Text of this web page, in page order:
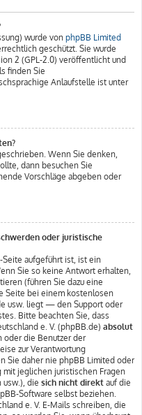
wurde von phpBB Limited
geschützt. Sie wurde
2 (GPL-2.0) veröffentlicht und
finden Sie
Anlaufstelle ist unter
Wenn Sie denken,
dann besuchen Sie
Vorschläge abgeben oder
oder juristische
Seite aufgeführt ist, ist ein
Sie so keine Antwort erhalten,
(führen Sie dazu eine
Seite bei einem kostenlosen
usw. liegt — den Support oder
Bitte beachten Sie, dass
e. V. (phpBB.de) absolut
oder die Benutzer der
zur Verantwortung
Sie daher nie phpBB Limited oder
mit jeglichen juristischen Fragen
usw.), die sich nicht direkt auf die
Software selbst beziehen.
e. V. E-Mails schreiben, die